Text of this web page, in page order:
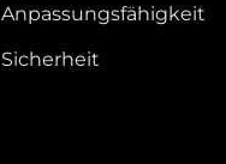
Anpassungsfähigkeit
Sicherheit